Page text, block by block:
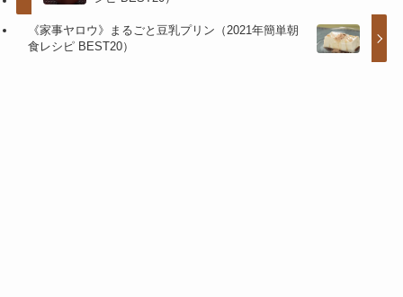
《家事ヤロウ》まるごと豆乳プリン（2021年簡単朝
食レシピ BEST20）